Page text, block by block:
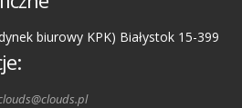
biurowy KPK) Białystok 15-399